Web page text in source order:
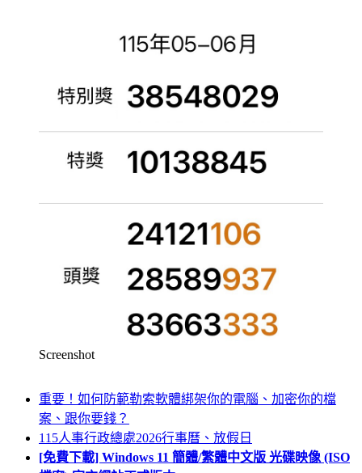
Screenshot
重要！如何防範勒索軟體綁架你的電腦、加密你的檔
案、跟你要錢？
115人事行政總處2026行事曆、放假日
[免費下載] Windows 11 簡體/繁體中文版 光碟映像 (ISO